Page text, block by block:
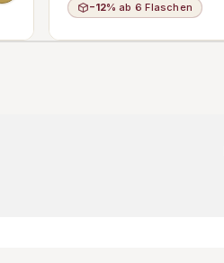
−12% ab 6 Flaschen